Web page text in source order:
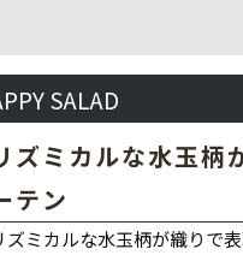
SALAD
ズミカルな水玉柄
テン
ズミカルな水玉柄が織りで